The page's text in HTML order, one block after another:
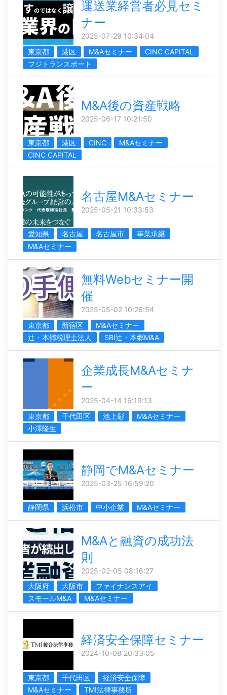
運送業経営者必見セミ
ナー
2025-07-29 10:34:04
東京都
港区 M&Aセミナー
CINC CAPITAL
フジトランスポート
M&A後の資産戦略
2025-06-17 10:21:50
東京都 港区 CINC
M&Aセミナー
CINC CAPITAL
名古屋M&Aセミナー
2025-05-21 10:33:53
愛知県 名古屋 名古屋市
事業承継
M&Aセミナー
無料Webセミナー開
催
2025-05-02 10:26:54
東京都
新宿区
M&Aセミナー
辻・本郷税理士法人
SBI辻・本郷M&A
企業成長M&Aセミナ
ー
2025-04-14 16:19:13
東京都
千代田区 池上彰
M&Aセミナー
小澤隆生
静岡でM&Aセミナー
2025-03-25 16:59:20
静岡県 浜松市 中小企業 M&Aセミナー
M&Aと融資の成功法
則
2025-02-05 08:16:27
大阪府
大阪市
ファイナンスアイ
スモールM&A
M&Aセミナー
経済安全保障セミナー
2024-10-08 20:33:05
東京都 千代田区
経済安全保障
M&Aセミナー
TMI法律事務所